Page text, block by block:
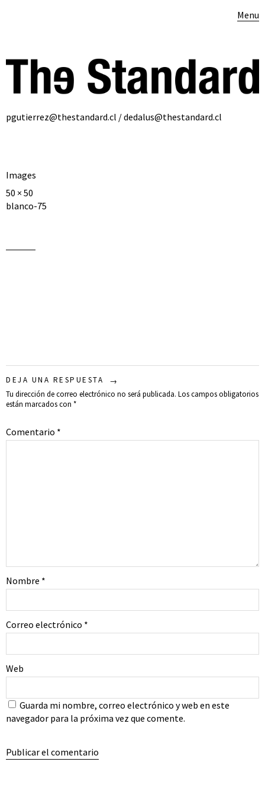
Menu
pgutierrez@thestandard.cl / dedalus@thestandard.cl
Images
50 × 50
blanco-75
DEJA UNA RESPUESTA
Tu dirección de correo electrónico no será publicada. Los campos obligatorios
están marcados con *
Comentario *
Nombre *
Correo electrónico *
Web
Guarda mi nombre, correo electrónico y web en este
navegador para la próxima vez que comente.